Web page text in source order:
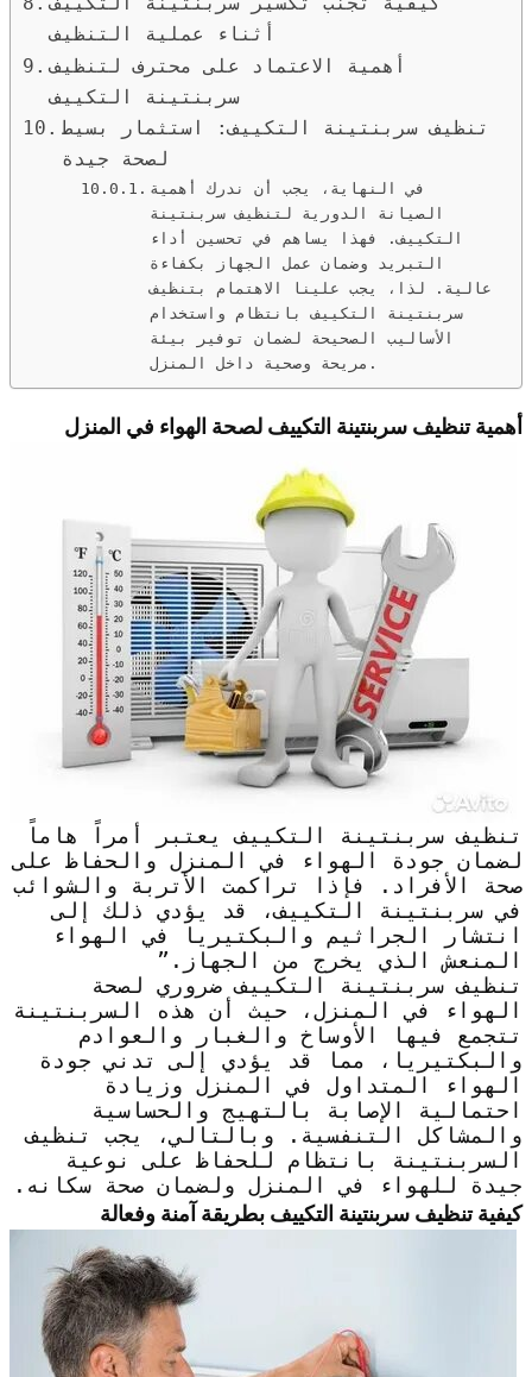
أثناء عملية التنظيف
أهمية الاعتماد على محترف لتنظيف
سربنتينة التكييف
تنظيف سربنتينة التكييف: استثمار بسيط
لصحة جيدة
في النهاية، يجب أن ندرك أهمية
الصيانة الدورية لتنظيف سربنتينة
التكييف. فهذا يساهم في تحسين أداء
التبريد وضمان عمل الجهاز بكفاءة
عالية. لذا، يجب علينا الاهتمام بتنظيف
سربنتينة التكييف بانتظام واستخدام
الأساليب الصحيحة لضمان توفير بيئة
مريحة وصحية داخل المنزل.
أهمية تنظيف سربنتينة التكييف لصحة الهواء في المنزل
تنظيف سربنتينة التكييف يعتبر أمراً هاماً
لضمان جودة الهواء في المنزل والحفاظ على
صحة الأفراد. فإذا تراكمت الأتربة والشوائب
في سربنتينة التكييف، قد يؤدي ذلك إلى
انتشار الجراثيم والبكتيريا في الهواء
المنعش الذي يخرج من الجهاز.”
تنظيف سربنتينة التكييف ضروري لصحة
الهواء في المنزل، حيث أن هذه السربنتينة
تتجمع فيها الأوساخ والغبار والعوادم
والبكتيريا، مما قد يؤدي إلى تدني جودة
الهواء المتداول في المنزل وزيادة
احتمالية الإصابة بالتهيج والحساسية
والمشاكل التنفسية. وبالتالي، يجب تنظيف
السربنتينة بانتظام للحفاظ على نوعية
جيدة للهواء في المنزل ولضمان صحة سكانه.
كيفية تنظيف سربنتينة التكييف بطريقة آمنة وفعالة